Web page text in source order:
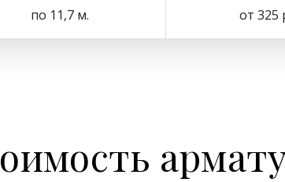
по 11,7 м. от 325